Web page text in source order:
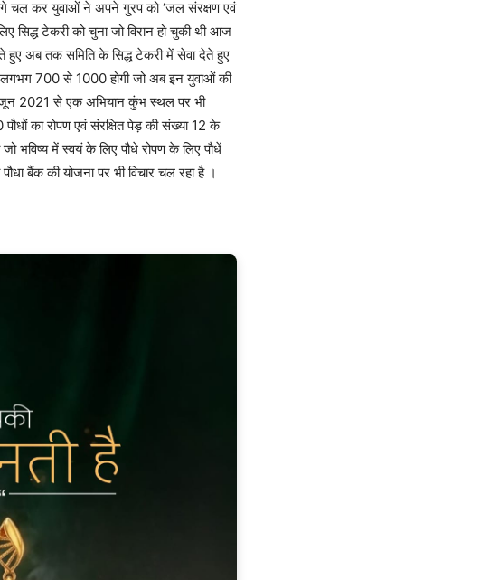
चल कर युवाओं ने अपने गु्रप को ‘जल संरक्षण एवं
सिद्ध टेकरी को चुना जो विरान हो चुकी थी आज
हुए अब तक समिति के सिद्ध टेकरी में सेवा देते हुए
लगभग 700 से 1000 होगी जो अब इन युवाओं की
जून 2021 से एक अभियान कुंभ स्थल पर भी
का रोपण एवं संरक्षित पेड़ की संख्या 12 के
भविष्य में स्वयं के लिए पौधे रोपण के लिए पौधें
बैंक की योजना पर भी विचार चल रहा है ।